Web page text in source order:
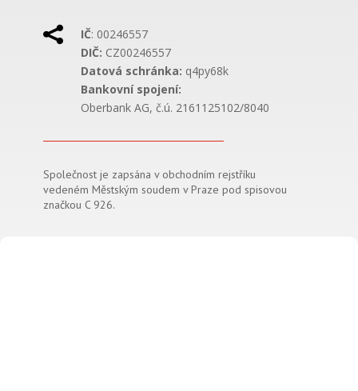
 IČ: 00246557
DIČ: CZ00246557
Datová schránka: q4py68k
Bankovní spojení:
Oberbank AG, č.ú. 2161125102/8040
Společnost je zapsána v obchodním rejstříku
vedeném Městským soudem v Praze pod spisovou
značkou C 926.